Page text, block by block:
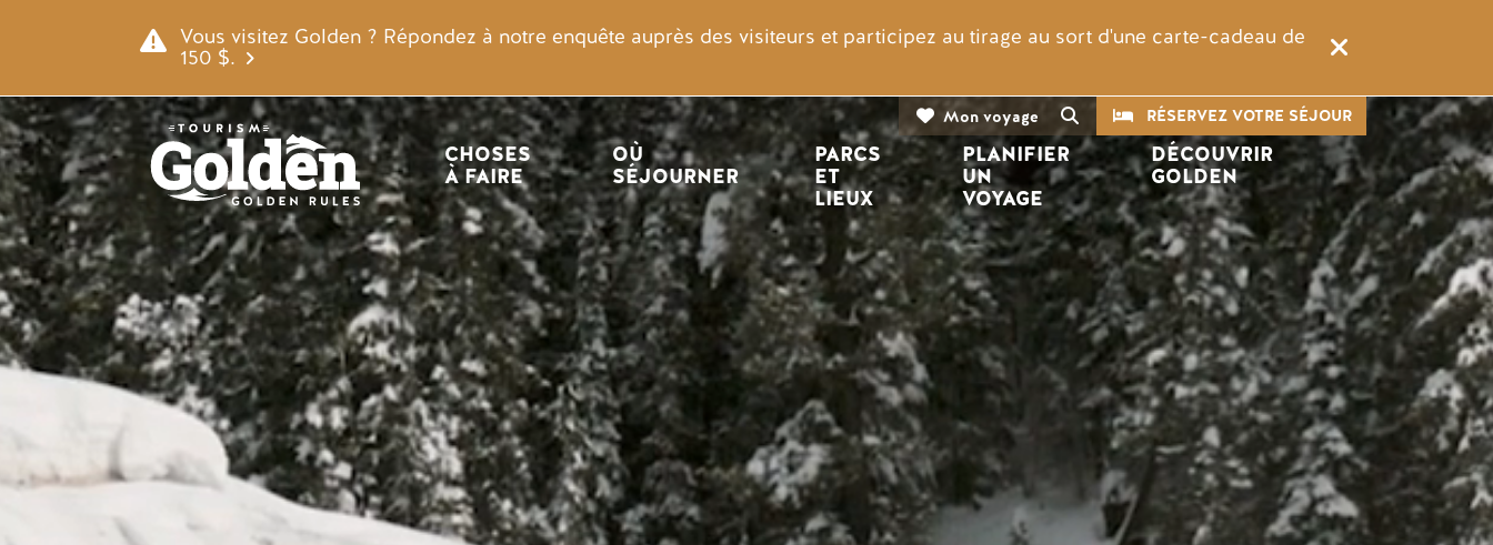
Vous visitez Golden ? Répondez à notre enquête auprès des visiteurs et participez au tirage au sort d'une carte-cadeau de
150 $.
Mon voyage Recherche
CTARÉSERVEZ VOTRE SÉJOUR
Navigation principale
CHOSES
À FAIRE
OÙ
SÉJOURNER
PARCS
ET
LIEUX
PLANIFIER
UN
VOYAGE
DÉCOUVRIR
GOLDEN